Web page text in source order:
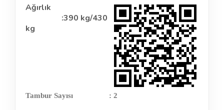
Tambur Sayısı : 2
Ağırlık
:390 kg/430
kg